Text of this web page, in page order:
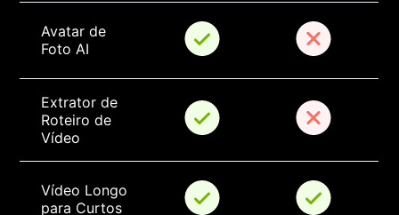
Avatar de
Foto AI
Extrator de
Roteiro de
Vídeo
Vídeo Longo
para Curtos